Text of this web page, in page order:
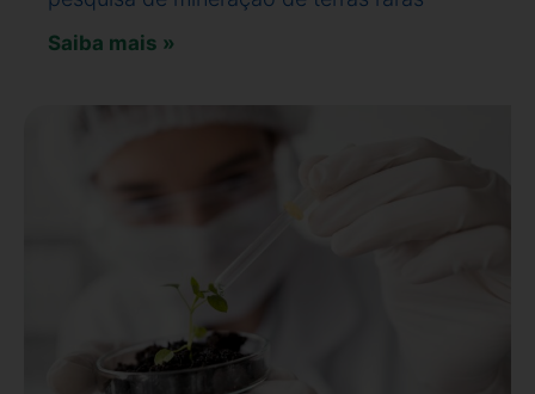
Saiba mais »